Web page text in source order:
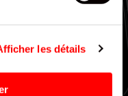
les détails